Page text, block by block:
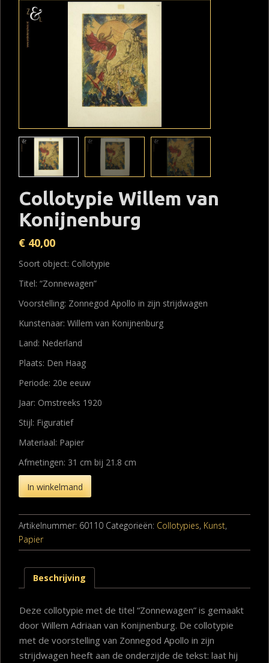
Collotypie Willem van
Konijnenburg
€ 40,00
Soort object: Collotypie
Titel: “Zonnewagen”
Voorstelling: Zonnegod Apollo in zijn strijdwagen
Kunstenaar: Willem van Konijnenburg
Land: Nederland
Plaats: Den Haag
Periode: 20e eeuw
Jaar: Omstreeks 1920
Stijl: Figuratief
Materiaal: Papier
Afmetingen: 31 cm bij 21.8 cm
In winkelmand
Artikelnummer: 60110 Categorieën: Collotypies, Kunst,
Papier
Beschrijving
Deze collotypie met de titel “Zonnewagen” is gemaakt
door Willem Adriaan van Konijnenburg. De collotypie
met de voorstelling van Zonnegod Apollo in zijn
strijdwagen heeft aan de onderzijde de tekst: laat hij